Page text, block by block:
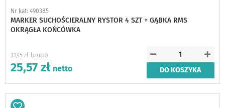
Nr kat: 490385
MARKER SUCHOŚCIERALNY RYSTOR 4 SZT + GĄBKA RMS
OKRĄGŁA KOŃCÓWKA
31,45 zł
25,57 zł DO KOSZYKA
Dodaj